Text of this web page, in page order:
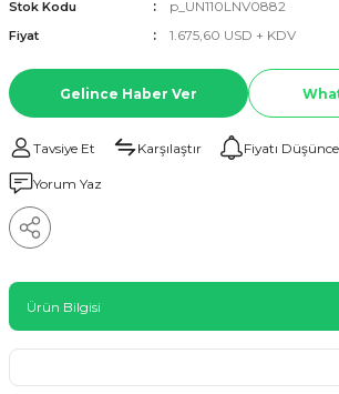
Stok Kodu p_UN110LNV0882
Fiyat 1.675,60 USD + KDV
Gelince Haber Ver
Tavsiye Et Karşılaştır Fiyatı
Yorum Yaz
Ürün Bilgisi